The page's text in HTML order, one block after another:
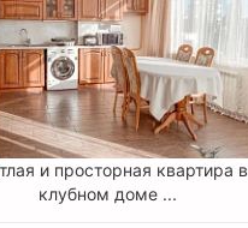
и просторная квартира в
клубном доме ...